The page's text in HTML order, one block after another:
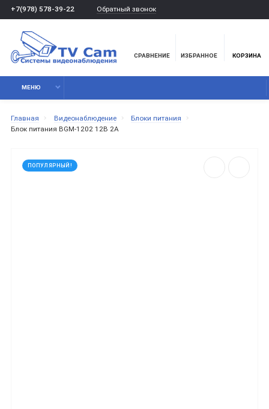
+7(978) 578-39-22 Обратный звонок
СРАВНЕНИЕ ИЗБРАННОЕ КОРЗИНА
МЕНЮ
Главная Видеонаблюдение
Блоки питания
Блок питания BGM-1202 12В 2A
ПОПУЛЯРНЫЙ!